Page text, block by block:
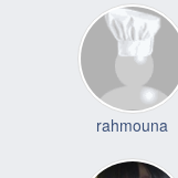
rahmouna